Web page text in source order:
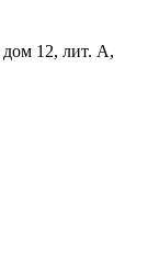
дом 12, лит. А,